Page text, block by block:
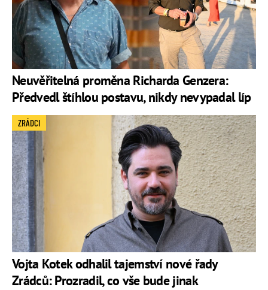
Neuvěřitelná proměna Richarda Genzera:
Předvedl štíhlou postavu, nikdy nevypadal líp
Vojta Kotek odhalil tajemství nové řady
Zrádců: Prozradil, co vše bude jinak
ZRÁDCI